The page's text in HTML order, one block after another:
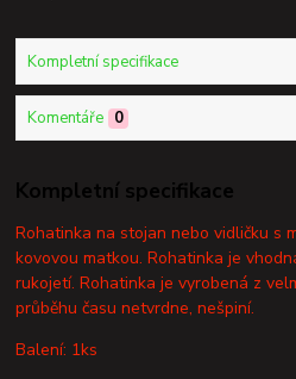
Kompletní specifikace
Komentáře 0
Kompletní specifikace
Rohatinka na stojan nebo vidličku s
kovovou matkou. Rohatinka je
rukojetí. Rohatinka je vyrobená z
průběhu času netvrdne, nešpiní.
Balení: 1ks